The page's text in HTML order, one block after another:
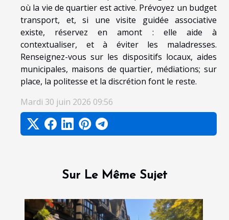
Sur Le Même Sujet
où la vie de quartier est active. Prévoyez un budget
transport, et, si une visite guidée associative
existe, réservez en amont : elle aide à
contextualiser, et à éviter les maladresses.
Renseignez-vous sur les dispositifs locaux, aides
municipales, maisons de quartier, médiations; sur
place, la politesse et la discrétion font le reste.
Mardi 30 juin 2026 09:56